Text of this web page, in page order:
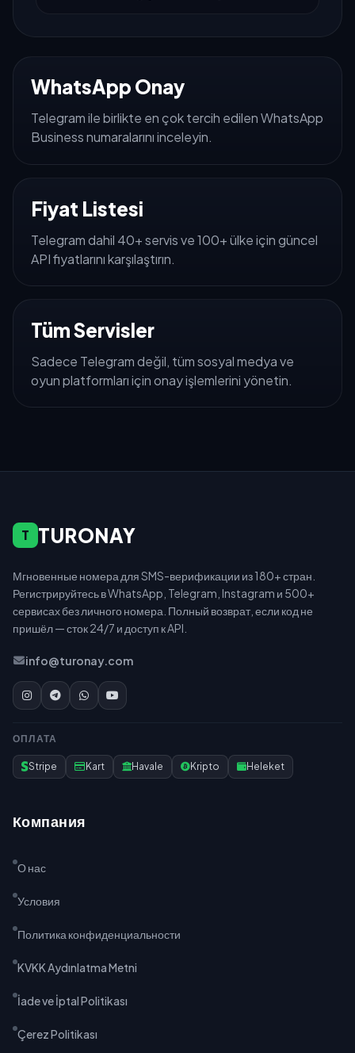
WhatsApp Onay
Telegram ile birlikte en çok tercih edilen WhatsApp
Business numaralarını inceleyin.
Fiyat Listesi
Telegram dahil 40+ servis ve 100+ ülke için güncel
API fiyatlarını karşılaştırın.
Tüm Servisler
Sadece Telegram değil, tüm sosyal medya ve
oyun platformları için onay işlemlerini yönetin.
T TURONAY
Мгновенные номера для SMS-верификации из 180+ стран.
Регистрируйтесь в WhatsApp, Telegram, Instagram и 500+
сервисах без личного номера. Полный возврат, если код не
пришёл — сток 24/7 и доступ к API.
info@turonay.com
ОПЛАТА
Stripe Kart Havale Kripto Heleket
Компания
О нас
Условия
Политика конфиденциальности
KVKK Aydınlatma Metni
İade ve İptal Politikası
Çerez Politikası